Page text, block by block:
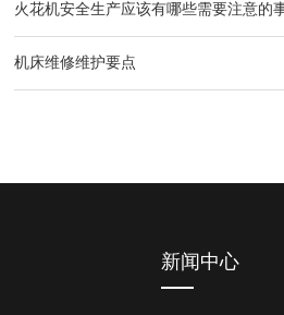
火花机安全生产应该有哪些需要注意的
机床维修维护要点
新闻中心